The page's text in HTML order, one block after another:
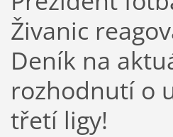
Živanic
Deník na
rozhodnutí o
třetí ligy!